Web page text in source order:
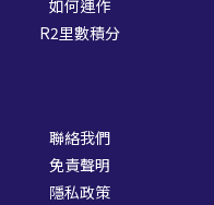
如何運作
R2里數積分
聯絡我們
免責聲明
隱私政策